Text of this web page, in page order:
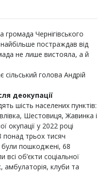
Чернігівського
постраждав від
не лише вистояла, а й
голова Андрій
деокупації
шість населених пунктів:
Шестовиця, Жавинка і
окупації у 2022 році
понад трьох тисяч
пошкоджені, 68
об’єкти соціальної
амбулаторія, клуби та